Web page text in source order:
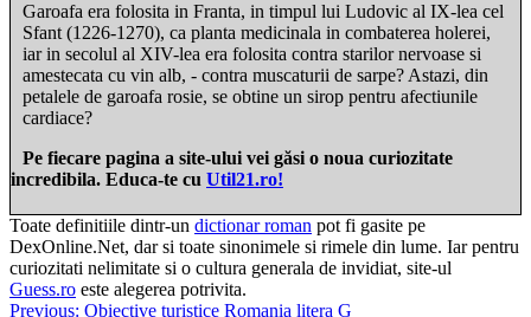
Garoafa era folosita in Franta, in timpul lui Ludovic al IX-lea cel
Sfant (1226-1270), ca planta medicinala in combaterea holerei,
iar in secolul al XIV-lea era folosita contra starilor nervoase si
amestecata cu vin alb, - contra muscaturii de sarpe? Astazi, din
petalele de garoafa rosie, se obtine un sirop pentru afectiunile
cardiace?
Pe fiecare pagina a site-ului vei găsi o noua curiozitate
incredibila. Educa-te cu Util21.ro!
Toate definitiile dintr-un dictionar roman pot fi gasite pe
DexOnline.Net, dar si toate sinonimele si rimele din lume. Iar pentru
curiozitati nelimitate si o cultura generala de invidiat, site-ul
Guess.ro este alegerea potrivita.
Previous: Obiective turistice Romania litera G